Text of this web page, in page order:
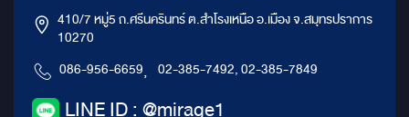
410/7 หมู่5 ถ.ศรีนครินทร์ ต.สำโรงเหนือ อ.เมือง จ.สมุทรปราการ
10270
086-956-6659, 02-385-7492, 02-385-7849
LINE ID : @mirage1